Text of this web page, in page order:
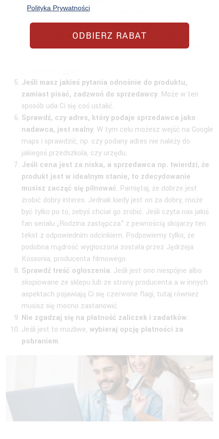
takiej sytuacji poprosić też o dodatkowe zdjęcia.
Sprawdzaj, czy zdjęcia, które są w ogłoszeniu, lub
które otrzymałeś od sprzedawcy, nie są wzięte z
internetu.Jednym ze sposobów na to, jest odwiedzenie
Jeśli masz jakieś pytania odnośnie do produktu,
zamiast pisać, zadzwoń do sprzedawcy. Może w ten
sposób uda Ci się coś ustalić.
Sprawdź, czy adres, który podaje sprzedawca jako
nadawca, jest realny. W tym celu możesz wejść na Google
maps i sprawdzić, np. czy podany adres nie należy do
jakiegoś przedszkola, czy urzędu.
Jeśli cena jest za niska, a sprzedawca np. twierdzi, że
produkt jest w idealnym stanie, to zdecydowanie
musisz zacząć się pilnować. Pamiętaj, że dobrze jest
zrobić dobry interes. Jednak kiedy jest on za dobry, może
być tylko po to, żebyś chciał go zrobić. Jeśli czyta nas jakiś
fan serialu „Rodzina zastępcza” z pewnością skojarzy ten
tekst z odpowiednim odcinkiem. Podpowiemy tylko, że
podobna mądrość wygłoszona została przez Jędrzeja
Kossonia, producenta filmowego.
Sprawdź treść ogłoszenia. Jeśli jest ono niespójne albo
skopiowane ze sklepu lub ze strony producenta a w innych
aspektach pojawiają Ci się czerwone flagi, tutaj również
musisz się mocno zastanowić.
Nie zgadzaj się na płatność zaliczek i zadatków.
Jeśli jest to możliwe, wybieraj opcję płatności za
pobraniem.
Polityka Prywatności
ODBIERZ RABAT